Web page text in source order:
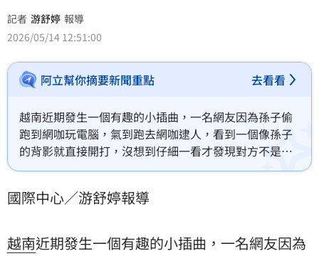
記者 游舒婷 報導
2026/05/14 12:51:00
阿立幫你摘要新聞重點 去看看
越南近期發生一個有趣的小插曲，一名網友因為孫子偷
跑到網咖玩電腦，氣到跑去網咖逮人，看到一個像孫子
的背影就直接開打，沒想到仔細一看才發現對方不是自
己的孫子，該名男子的反應也讓網友們大讚。
國際中心／游舒婷報導
越南近期發生一個有趣的小插曲，一名網友因為